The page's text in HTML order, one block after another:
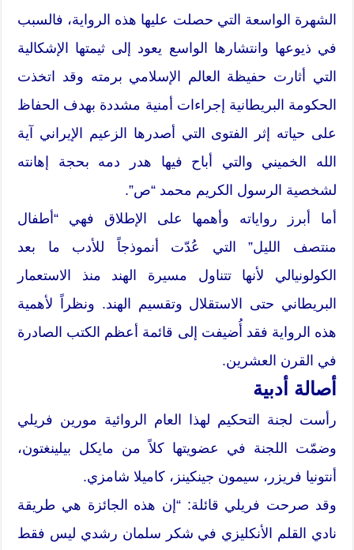
الشهرة الواسعة التي حصلت عليها هذه الرواية، فالسبب
في ذيوعها وانتشارها الواسع يعود إلى ثيمتها الإشكالية
التي أثارت حفيظة العالم الإسلامي برمته وقد اتخذت
الحكومة البريطانية إجراءات أمنية مشددة بهدف الحفاظ
على حياته إثر الفتوى التي أصدرها الزعيم الإيراني آية
الله الخميني والتي أباح فيها هدر دمه بحجة إهانته
لشخصية الرسول الكريم محمد “ص”.
أما أبرز رواياته وأهمها على الإطلاق فهي “أطفال
منتصف الليل” التي عُدّت أنموذجاً للأدب ما بعد
الكولونيالي لأنها تتناول مسيرة الهند منذ الاستعمار
البريطاني حتى الاستقلال وتقسيم الهند. ونظراً لأهمية
هذه الرواية فقد أُضيفت إلى قائمة أعظم الكتب الصادرة
في القرن العشرين.
أصالة أدبية
رأست لجنة التحكيم لهذا العام الروائية مورين فريلي
وضمّت اللجنة في عضويتها كلاً من مايكل بيلينغتون،
أنتونيا فريزر، سيمون جينكينز، كاميلا شامزي.
وقد صرحت فريلي قائلة: “إن هذه الجائزة هي طريقة
نادي القلم الأنكليزي في شكر سلمان رشدي ليس فقط